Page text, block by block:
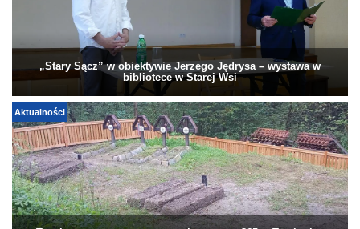
„Stary Sącz” w obiektywie Jerzego Jędrysa – wystawa w
bibliotece w Starej Wsi
Aktualności